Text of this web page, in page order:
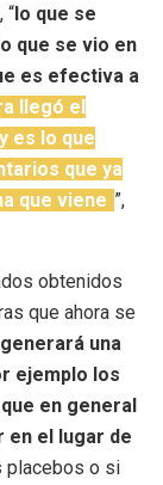
“ lo que se
que se vio en
es efectiva a
llegó el
es lo que
que ya
que viene ”,
obtenidos
que ahora se
generará una
ejemplo los
en general
en el lugar de
placebos o si